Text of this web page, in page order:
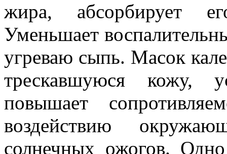
жира, абсорбирует
Уменьшает
угреваю сыпь. Масок
трескавшуюся кожу,
повышает
воздействию
солнечных ожогов.